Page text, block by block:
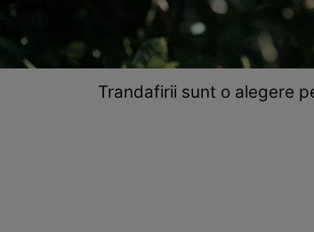
Trandafirii sunt o alegere